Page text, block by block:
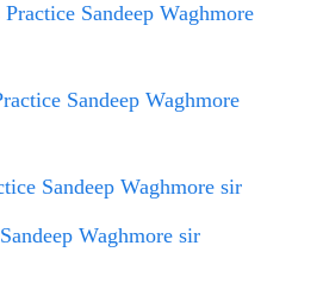
Sandeep Waghmore
Sandeep Waghmore
Sandeep Waghmore sir
Waghmore sir